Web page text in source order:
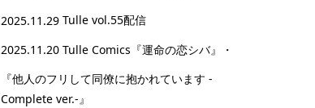
2025.11.29 Tulle vol.55配信
2025.11.20 Tulle Comics 『運命の恋シバ』
・
『他人のフリして同僚に抱かれています -
Complete ver.-』